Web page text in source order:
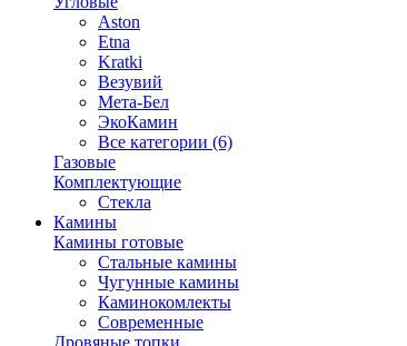
Aston
Etna
Kratki
Везувий
Мета-Бел
ЭкоКамин
Все категории (6)
Газовые
Комплектующие
Стекла
Камины
Камины готовые
Стальные камины
Чугунные камины
Каминокомлекты
Современные
Дровяные топки